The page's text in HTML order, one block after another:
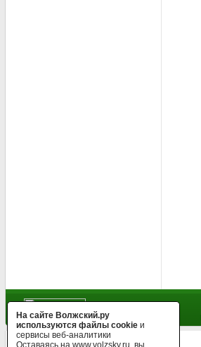
На сайте Волжский.ру
используются файлы cookie и
сервисы веб-аналитики
Оставаясь на www.volzsky.ru, вы